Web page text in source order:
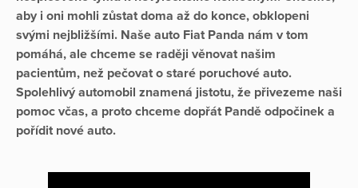
aby i oni mohli zůstat doma až do konce, obklopeni
svými nejbližšími. Naše auto Fiat Panda nám v tom
pomáhá, ale chceme se raději věnovat našim
pacientům, než pečovat o staré poruchové auto.
Spolehlivý automobil znamená jistotu, že přivezeme naši
pomoc včas, a proto chceme dopřát Pandě odpočinek a
pořídit nové auto.